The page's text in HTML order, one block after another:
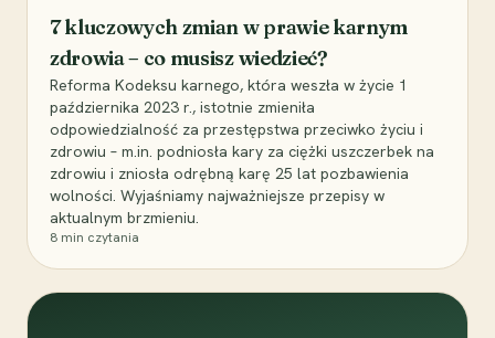
7 kluczowych zmian w prawie karnym
zdrowia – co musisz wiedzieć?
Reforma Kodeksu karnego, która weszła w życie 1
października 2023 r., istotnie zmieniła
odpowiedzialność za przestępstwa przeciwko życiu i
zdrowiu – m.in. podniosła kary za ciężki uszczerbek na
zdrowiu i zniosła odrębną karę 25 lat pozbawienia
wolności. Wyjaśniamy najważniejsze przepisy w
aktualnym brzmieniu.
8 min czytania